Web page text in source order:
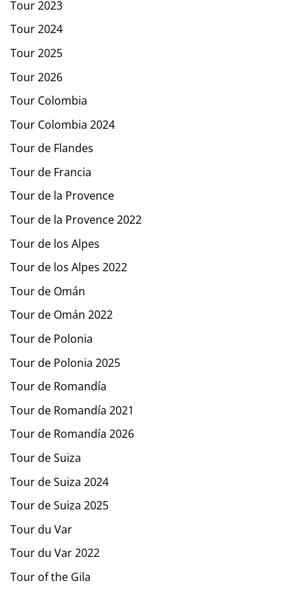
Tour 2023
Tour 2024
Tour 2025
Tour 2026
Tour Colombia
Tour Colombia 2024
Tour de Flandes
Tour de Francia
Tour de la Provence
Tour de la Provence 2022
Tour de los Alpes
Tour de los Alpes 2022
Tour de Omán
Tour de Omán 2022
Tour de Polonia
Tour de Polonia 2025
Tour de Romandía
Tour de Romandía 2021
Tour de Romandía 2026
Tour de Suiza
Tour de Suiza 2024
Tour de Suiza 2025
Tour du Var
Tour du Var 2022
Tour of the Gila